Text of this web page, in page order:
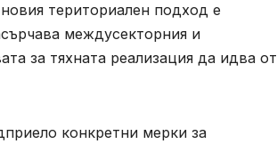
териториален подход е
междусекторния и
за тяхната реализация да идва от
конкретни мерки за